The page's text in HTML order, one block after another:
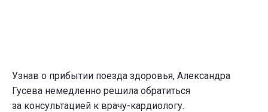
Узнав о прибытии поезда здоровья, Александра
Гусева немедленно решила обратиться
за консультацией к врачу-кардиологу.